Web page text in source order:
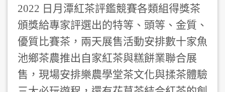
2022 日月潭紅茶評鑑競賽各類組得獎茶
頒獎給專家評選出的特等、頭等、金質、
優質比賽茶，兩天展售活動安排數十家魚
池鄉茶農推出自家紅茶與糕餅業聯合展
售，現場安排樂農學堂茶文化與揉茶體驗